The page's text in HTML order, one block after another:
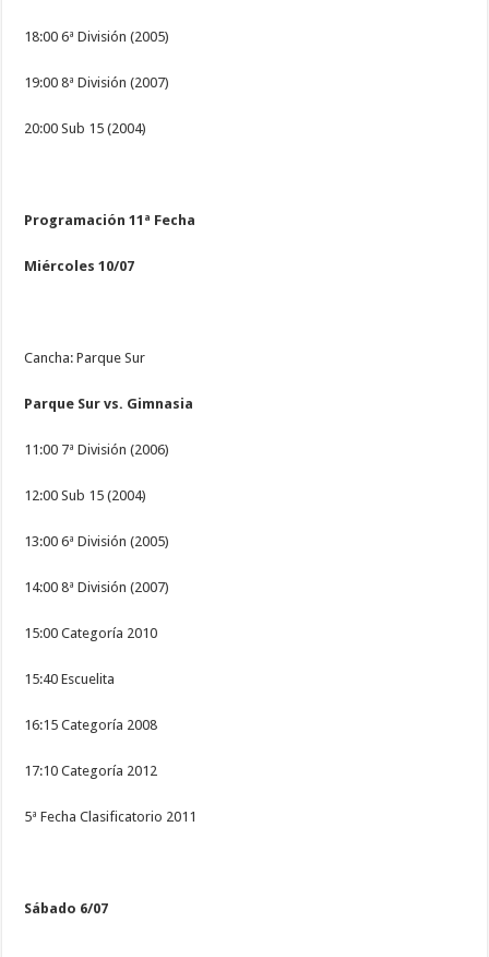
18:00 6ª División (2005)
19:00 8ª División (2007)
20:00 Sub 15 (2004)
Programación 11ª Fecha
Miércoles 10/07
Cancha: Parque Sur
Parque Sur vs. Gimnasia
11:00 7ª División (2006)
12:00 Sub 15 (2004)
13:00 6ª División (2005)
14:00 8ª División (2007)
15:00 Categoría 2010
15:40 Escuelita
16:15 Categoría 2008
17:10 Categoría 2012
5ª Fecha Clasificatorio 2011
Sábado 6/07